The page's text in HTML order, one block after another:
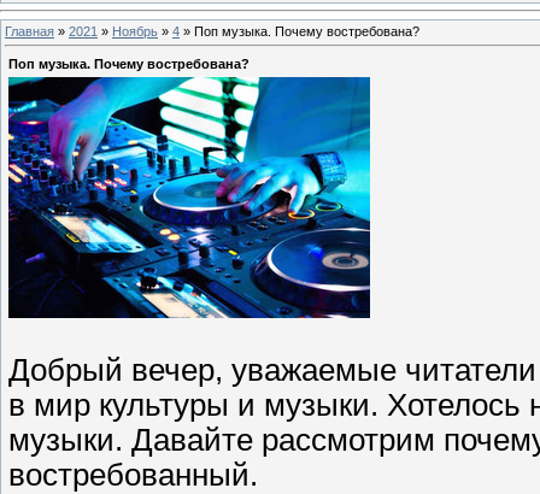
Главная » 2021 » Ноябрь » 4 » Поп музыка. Почему востребована?
Поп музыка. Почему востребована?
Добрый вечер, уважаемые читатели
в мир культуры и музыки. Хотелось
музыки. Давайте рассмотрим
востребованный.